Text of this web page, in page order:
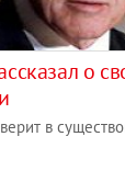
о
в